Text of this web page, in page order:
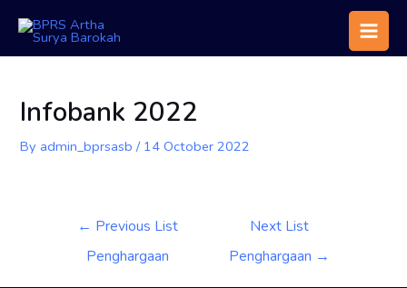
Infobank 2022
By admin_bprsasb/ 14 October 2022
← Previous List
Penghargaan
Next List
Penghargaan →